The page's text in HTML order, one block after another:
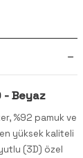
- Beyaz
%92 pamuk ve
yüksek kaliteli
(3D) özel